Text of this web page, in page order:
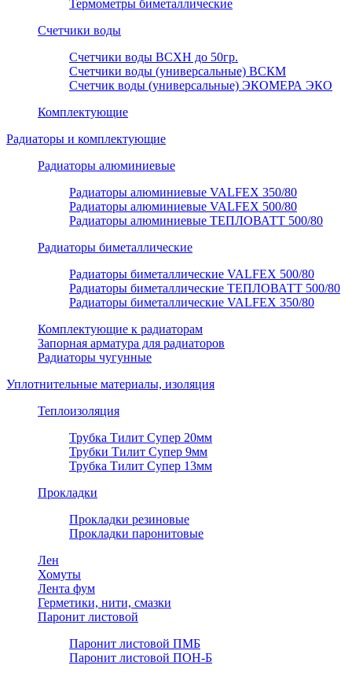
Термометры биметаллические
Счетчики воды
Счетчики воды ВСХН до 50гр.
Счетчики воды (универсальные) ВСКМ
Счетчик воды (универсальные) ЭКОМЕРА ЭКО
Комплектующие
Радиаторы и комплектующие
Радиаторы алюминиевые
Радиаторы алюминиевые VALFEX 350/80
Радиаторы алюминиевые VALFEX 500/80
Радиаторы алюминиевые ТЕПЛОВАТТ 500/80
Радиаторы биметаллические
Радиаторы биметаллические VALFEX 500/80
Радиаторы биметаллические ТЕПЛОВАТТ 500/80
Радиаторы биметаллические VALFEX 350/80
Комплектующие к радиаторам
Запорная арматура для радиаторов
Радиаторы чугунные
Уплотнительные материалы, изоляция
Теплоизоляция
Трубка Тилит Супер 20мм
Трубки Тилит Супер 9мм
Трубка Тилит Супер 13мм
Прокладки
Прокладки резиновые
Прокладки паронитовые
Лен
Хомуты
Лента фум
Герметики, нити, смазки
Паронит листовой
Паронит листовой ПМБ
Паронит листовой ПОН-Б